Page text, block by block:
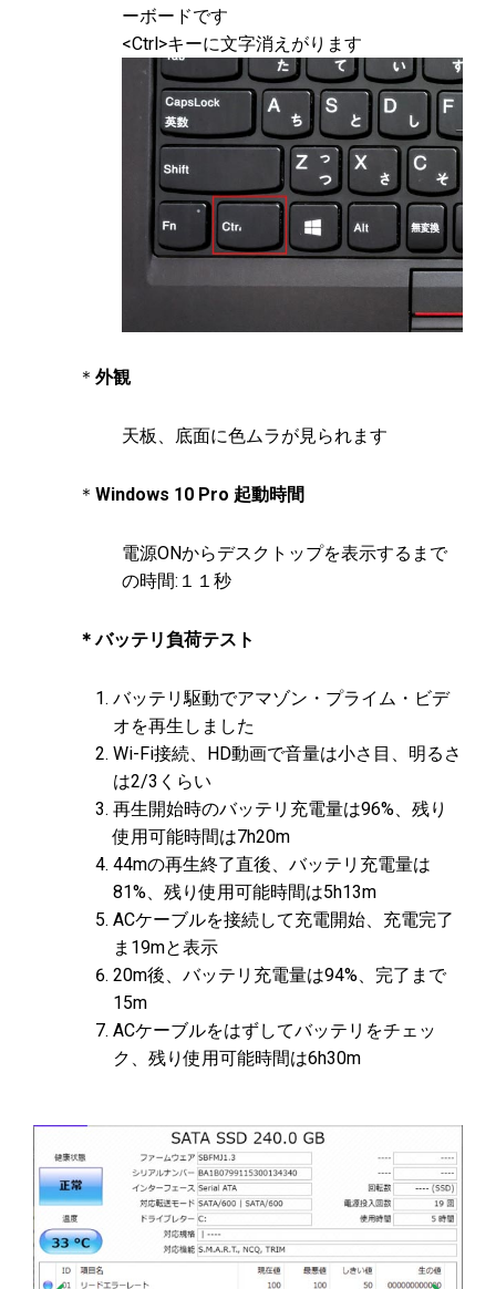
ーボードです
<Ctrl>キーに文字消えがります
＊ 外観
天板、底面に色ムラが見られます
＊ Windows 10 Pro 起動時間
電源ONからデスクトップを表示するまで
の時間:１１秒
＊バッテリ負荷テスト
バッテリ駆動でアマゾン・プライム・ビデ
オを再生しました
Wi-Fi接続、HD動画で音量は小さ目、明るさ
は2/3くらい
再生開始時のバッテリ充電量は96%、残り
使用可能時間は7h20m
44mの再生終了直後、バッテリ充電量は
81%、残り使用可能時間は5h13m
ACケーブルを接続して充電開始、充電完了
ま19mと表示
20m後、バッテリ充電量は94%、完了まで
15m
ACケーブルをはずしてバッテリをチェッ
ク、残り使用可能時間は6h30m